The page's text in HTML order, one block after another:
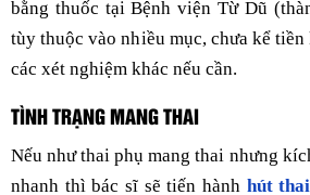
bằng thuốc tại Bệnh viện Từ Dũ
tùy thuộc vào nhiều mục, chưa kể tiền
các xét nghiệm khác nếu cần.
TÌNH TRẠNG MANG THAI
Nếu như thai phụ mang thai nhưng
nhanh thì bác sĩ sẽ tiến hành hút thai